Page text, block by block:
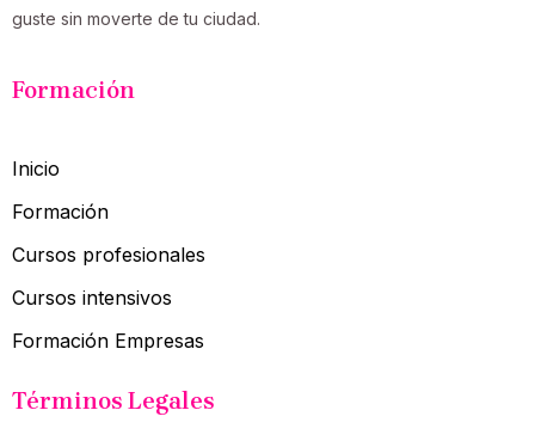
guste sin moverte de tu ciudad.
Formación
Inicio
Formación
Cursos profesionales
Cursos intensivos
Formación Empresas
Términos Legales